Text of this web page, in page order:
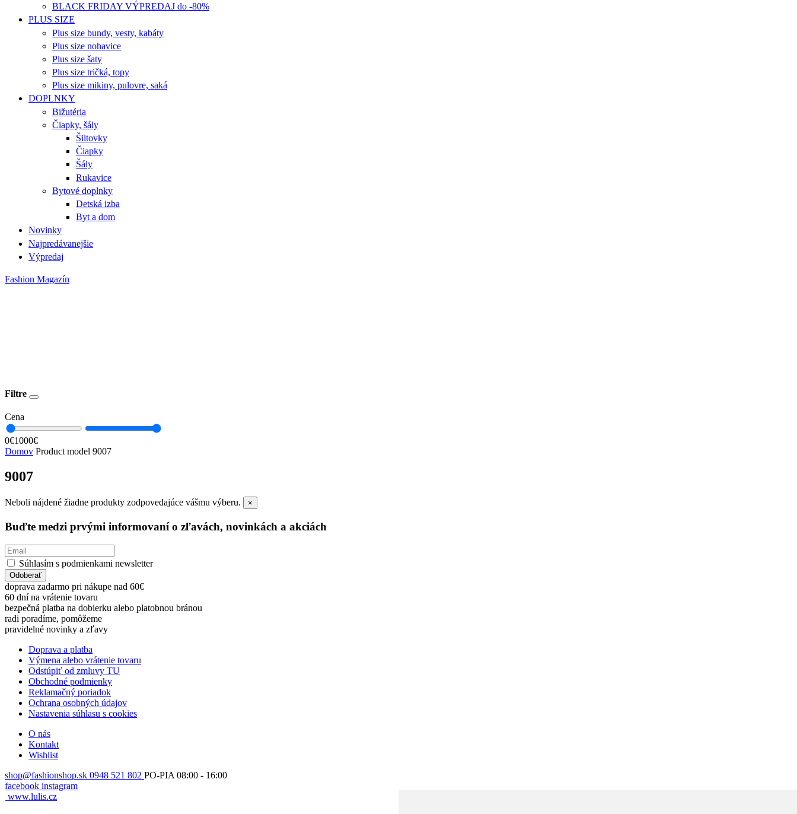
BLACK FRIDAY VÝPREDAJ do -80%
PLUS SIZE
Plus size bundy, vesty, kabáty
Plus size nohavice
Plus size šaty
Plus size tričká, topy
Plus size mikiny, pulovre, saká
DOPLNKY
Bižutéria
Čiapky, šály
Šiltovky
Čiapky
Šály
Rukavice
Bytové doplnky
Detská izba
Byt a dom
Novinky
Najpredávanejšie
Výpredaj
Fashion Magazín
Filtre
Cena
0€1000€
Domov Product model 9007
9007
Neboli nájdené žiadne produkty zodpovedajúce vášmu výberu. ×
Buďte medzi prvými informovaní o zľavách, novinkách a akciách
Súhlasím s podmienkami newsletter
Odoberať
doprava zadarmo pri nákupe nad 60€
60 dní na vrátenie tovaru
bezpečná platba na dobierku alebo platobnou bránou
radi poradíme, pomôžeme
pravidelné novinky a zľavy
Doprava a platba
Výmena alebo vrátenie tovaru
Odstúpiť od zmluvy TU
Obchodné podmienky
Reklamačný poriadok
Ochrana osobných údajov
Nastavenia súhlasu s cookies
O nás
Kontakt
Wishlist
shop@fashionshop.sk 0948 521 802 PO-PIA 08:00 - 16:00
facebook instagram
www.lulis.cz